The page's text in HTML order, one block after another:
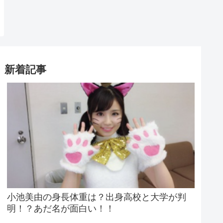
新着記事
小池美由の身長体重は？出身高校と大学が判
明！？あだ名が面白い！！